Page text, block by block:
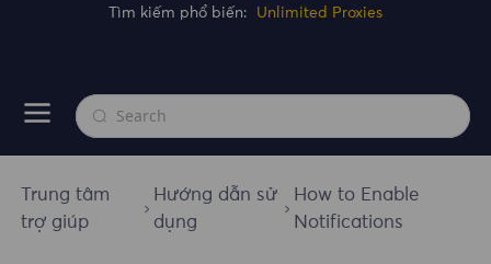
Tìm kiếm phổ biến: Unlimited Proxies
Trung tâm
trợ giúp
Hướng dẫn sử
dụng
How to Enable
Notifications